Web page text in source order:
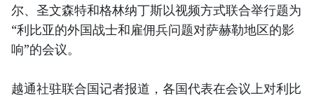
尔、圣文森特和格林纳丁斯以视频方式联合举行题为
“利比亚的外国战士和雇佣兵问题对萨赫勒地区的影
响”的会议。
越通社驻联合国记者报道，各国代表在会议上对利比